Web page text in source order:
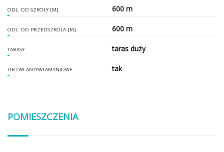
ODL. DO SZKOŁY [M] 600 m
ODL. DO PRZEDSZKOLA [M] 600 m
TARASY taras duży
DRZWI ANTYWŁAMANIOWE tak
POMIESZCZENIA